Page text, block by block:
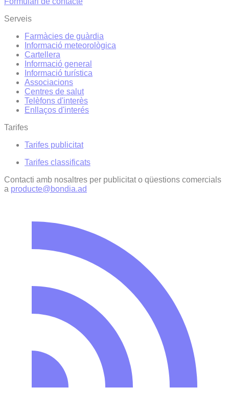
Serveis
Farmàcies de guàrdia
Informació meteorològica
Cartellera
Informació general
Informació turística
Associacions
Centres de salut
Telèfons d'interès
Enllaços d'interés
Tarifes
Tarifes publicitat
Tarifes classificats
Contacti amb nosaltres per publicitat o qüestions comercials
a producte@bondia.ad